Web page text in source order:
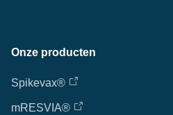
Onze producten
Spikevax®
mRESVIA®